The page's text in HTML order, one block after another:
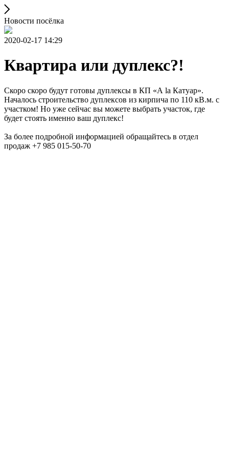
Новости посёлка
2020-02-17 14:29
Квартира или дуплекс?!
Скоро скоро будут готовы дуплексы в КП «А la Катуар».
Началось строительство дуплексов из кирпича по 110 кВ.м. с
участком! Но уже сейчас вы можете выбрать участок, где
будет стоять именно ваш дуплекс!
За более подробной информацией обращайтесь в отдел
продаж +7 985 015-50-70